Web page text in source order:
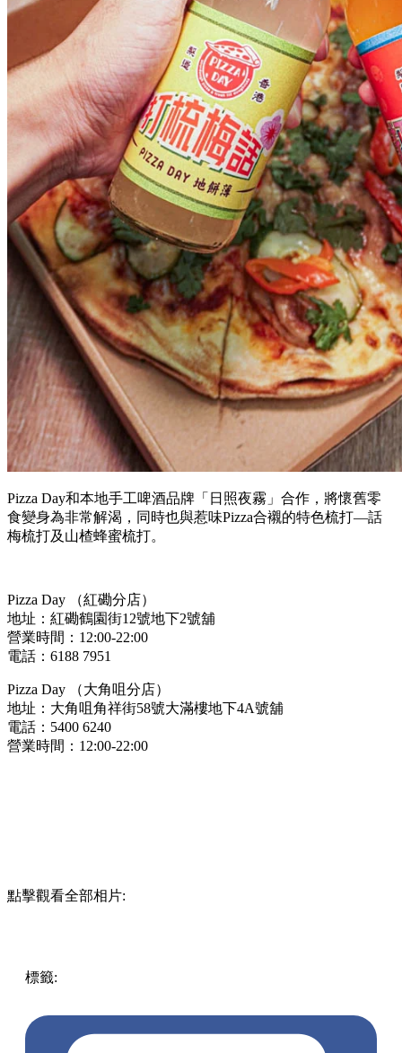
Pizza Day和本地手工啤酒品牌「日照夜霧」合作，將懷舊零
食變身為非常解渴，同時也與惹味Pizza合襯的特色梳打—話
梅梳打及山楂蜂蜜梳打。
Pizza Day （紅磡分店）
地址：紅磡鶴園街12號地下2號舖
營業時間：12:00-22:00
電話：6188 7951
Pizza Day （大角咀分店）
地址：大角咀角祥街58號大滿樓地下4A號舖
電話：5400 6240
營業時間：12:00-22:00
點擊觀看全部相片:
標籤: